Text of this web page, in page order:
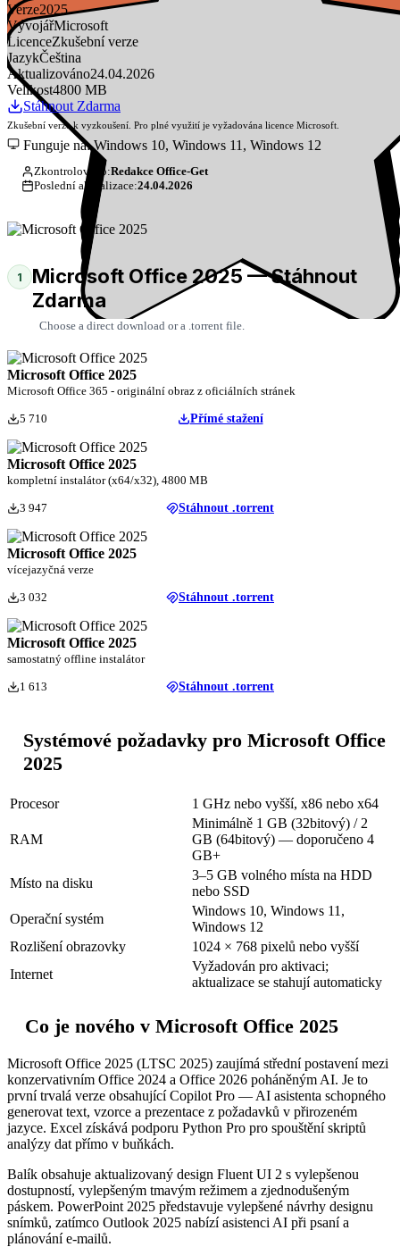
Verze2025
VývojářMicrosoft
LicenceZkušební verze
JazykČeština
Aktualizováno24.04.2026
Velikost4800 MB
Stáhnout Zdarma
Zkušební verze k vyzkoušení. Pro plné využití je vyžadována licence Microsoft.
Funguje na: Windows 10, Windows 11, Windows 12
Zkontrolováno:Redakce Office-Get
Poslední aktualizace:24.04.2026
1
Microsoft Office 2025 — Stáhnout
Zdarma
Choose a direct download or a .torrent file.
Microsoft Office 2025
Microsoft Office 365 - originální obraz z oficiálních stránek
5 710 Přímé stažení
Microsoft Office 2025
kompletní instalátor (x64/x32), 4800 MB
3 947 Stáhnout .torrent
Microsoft Office 2025
vícejazyčná verze
3 032 Stáhnout .torrent
Microsoft Office 2025
samostatný offline instalátor
1 613 Stáhnout .torrent
Systémové požadavky pro Microsoft Office
2025
Procesor 1 GHz nebo vyšší, x86 nebo x64
RAM
Minimálně 1 GB (32bitový) / 2
GB (64bitový) — doporučeno 4
GB+
Místo na disku
3–5 GB volného místa na HDD
nebo SSD
Operační systém
Windows 10, Windows 11,
Windows 12
Rozlišení obrazovky
1024 × 768 pixelů nebo vyšší
Internet
Vyžadován pro aktivaci;
aktualizace se stahují automaticky
Co je nového v Microsoft Office 2025
Microsoft Office 2025 (LTSC 2025) zaujímá střední postavení mezi
konzervativním Office 2024 a Office 2026 poháněným AI. Je to
první trvalá verze obsahující Copilot Pro — AI asistenta schopného
generovat text, vzorce a prezentace z požadavků v přirozeném
jazyce. Excel získává podporu Python Pro pro spouštění skriptů
analýzy dat přímo v buňkách.
Balík obsahuje aktualizovaný design Fluent UI 2 s vylepšenou
dostupností, vylepšeným tmavým režimem a zjednodušeným
páskem. PowerPoint 2025 představuje vylepšené návrhy designu
snímků, zatímco Outlook 2025 nabízí asistenci AI při psaní a
plánování e-mailů.